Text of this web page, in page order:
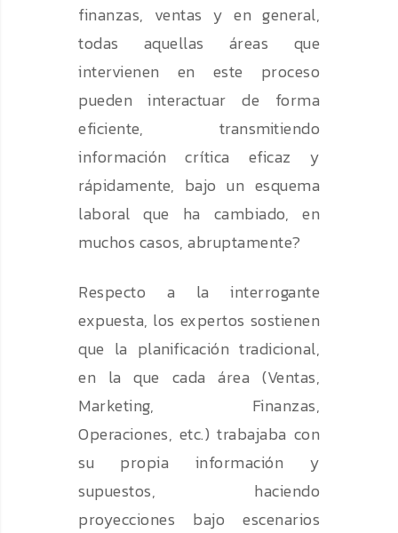
finanzas, ventas y en general,
todas aquellas áreas que
intervienen en este proceso
pueden interactuar de forma
eficiente, transmitiendo
información crítica eficaz y
rápidamente, bajo un esquema
laboral que ha cambiado, en
muchos casos, abruptamente?
Respecto a la interrogante
expuesta, los expertos sostienen
que la planificación tradicional,
en la que cada área (Ventas,
Marketing, Finanzas,
Operaciones, etc.) trabajaba con
su propia información y
supuestos, haciendo
proyecciones bajo escenarios